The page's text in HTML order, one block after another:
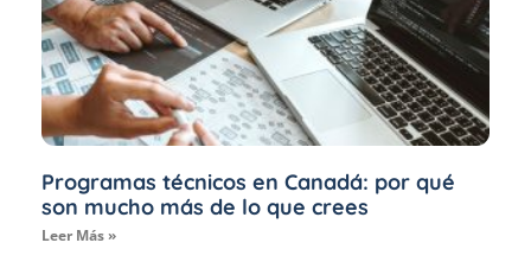
Programas técnicos en Canadá: por qué
son mucho más de lo que crees
Leer Más »